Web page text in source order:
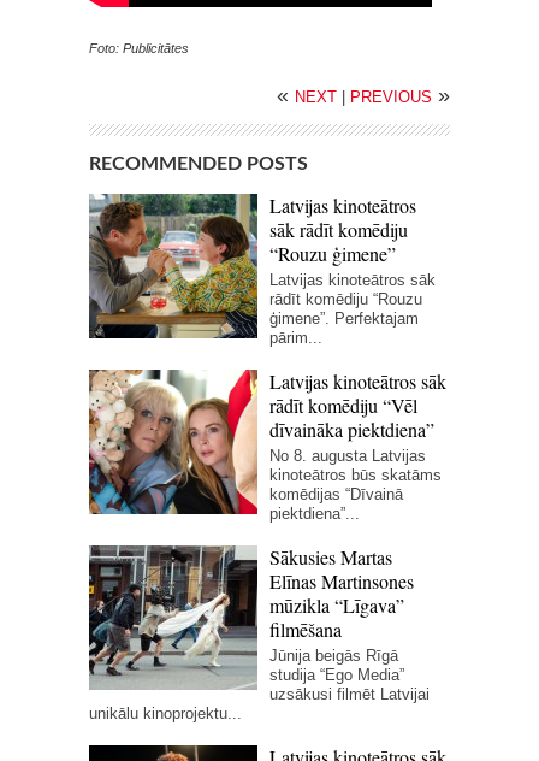
Foto: Publicitātes
« NEXT PREVIOUS »
RECOMMENDED POSTS
Latvijas kinoteātros
sāk rādīt komēdiju
“Rouzu ģimene”
Latvijas kinoteātros sāk
rādīt komēdiju “Rouzu
ģimene”. Perfektajam
pārim...
Latvijas kinoteātros sāk
rādīt komēdiju “Vēl
dīvaināka piektdiena”
No 8. augusta Latvijas
kinoteātros būs skatāms
komēdijas “Dīvainā
piektdiena”...
Sākusies Martas
Elīnas Martinsones
mūzikla “Līgava”
filmēšana
Jūnija beigās Rīgā
studija “Ego Media”
uzsākusi filmēt Latvijai
unikālu kinoprojektu...